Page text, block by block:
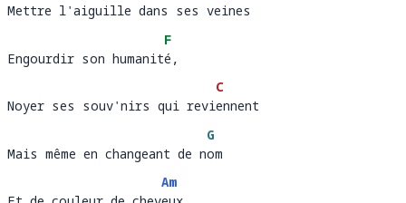
Mettre l'aiguille dans ses vein
Mettre l'aiguille dans ses veines
Engourdir son humanit
F
é,
Engourdir son humanité,
Noyer ses souv'nirs qui revi
C
en
Noyer ses souv'nirs qui reviennent
Mais même en changeant de n
G
om
Mais même en changeant de nom
Am